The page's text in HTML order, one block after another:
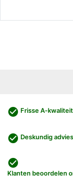
check_circle Frisse A-kwaliteit
check_circle Deskundig advies
check_circle
Klanten beoordelen